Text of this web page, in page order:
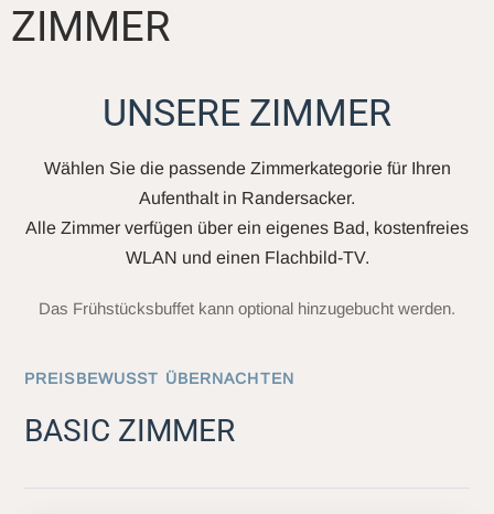
ZIMMER
UNSERE ZIMMER
Wählen Sie die passende Zimmerkategorie für Ihren
Aufenthalt in Randersacker.
Alle Zimmer verfügen über ein eigenes Bad, kostenfreies
WLAN und einen Flachbild-TV.
Das Frühstücksbuffet kann optional hinzugebucht werden.
PREISBEWUSST ÜBERNACHTEN
BASIC ZIMMER